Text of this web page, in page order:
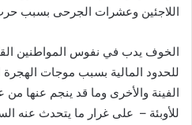
اللاجئين وعشرات الجرحى بسبب حرب
الخوف يدب في نفوس المواطنين
للحدود المالية بسبب موجات الهجرة
الفينة والأخرى وما قد ينجم عنها من
للأوبئة – على غرار ما يتحدث عنه